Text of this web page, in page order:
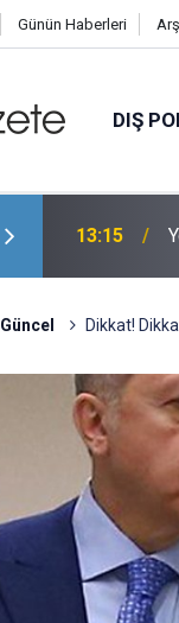
Günün Haberleri
DIŞ
13:15
Güncel Dikkat!